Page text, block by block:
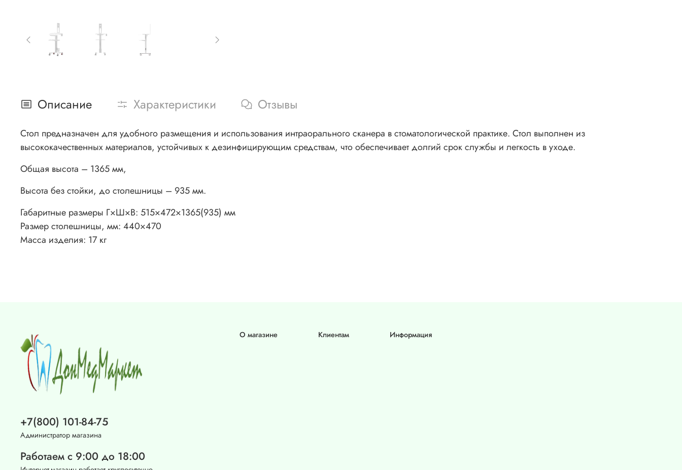
Описание Характеристики Отзывы
Стол предназначен для удобного размещения и использования интраорального сканера в стоматологической практике. Стол выполнен из
высококачественных материалов, устойчивых к дезинфицирующим средствам, что обеспечивает долгий срок службы и легкость в уходе.
Общая высота – 1365 мм,
Высота без стойки, до столешницы – 935 мм.
Габаритные размеры Г×Ш×В: 515×472×1365(935) мм
Размер столешницы, мм: 440×470
Масса изделия: 17 кг
О магазине Клиентам Информация
+7(800) 101-84-75
Администратор магазина
Работаем с 9:00 до 18:00